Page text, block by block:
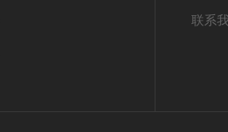
联系